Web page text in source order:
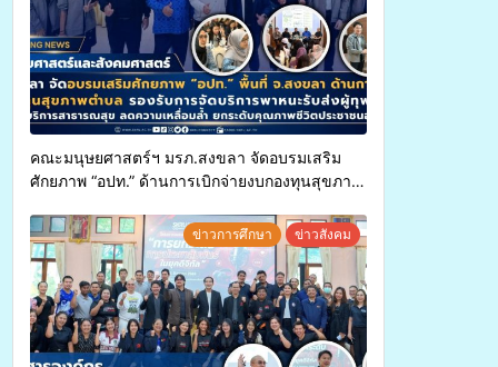
คณะมนุษยศาสตร์ฯ มรภ.สงขลา จัดอบรมเสริม
ศักยภาพ “อปท.” ด้านการเบิกจ่ายงบกองทุนสุขภาพ
ทุพพลภาพเพื่อเข้ารับบริการสาธารณสุข ลดความ
เหลื่อมล้ำ ยกระดับคุณภาพชีวิตประชาชนอย่าง
ยั่งยืน
ข่าวการศึกษา ข่าวสังคม